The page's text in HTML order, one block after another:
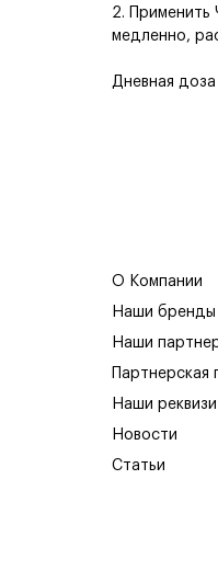
2. Применить
медленно,
Дневная доза
О Компании
Наши бренды
Наши
Партнерская
Наши
Новости
Статьи